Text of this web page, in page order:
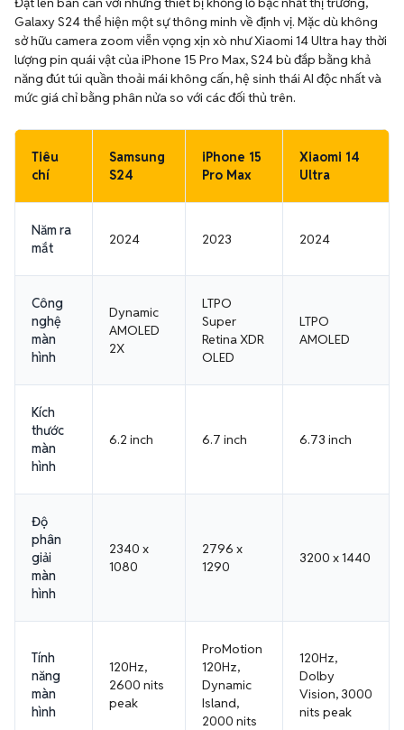
Galaxy S24 thể hiện một sự thông minh về định vị. Mặc dù không
sở hữu camera zoom viễn vọng xịn xò như Xiaomi 14 Ultra hay thời
lượng pin quái vật của iPhone 15 Pro Max, S24 bù đắp bằng khả
năng đút túi quần thoải mái không cấn, hệ sinh thái AI độc nhất và
mức giá chỉ bằng phân nửa so với các đối thủ trên.
Tiêu
chí
Samsung
S24
iPhone 15
Pro Max
Xiaomi 14
Ultra
Năm ra
mắt
2024 2023 2024
Công
nghệ
màn
hình
Dynamic
AMOLED
2X
LTPO
Super
Retina XDR
OLED
LTPO
AMOLED
Kích
thước
màn
hình
6.2 inch 6.7 inch 6.73 inch
Độ
phân
giải
màn
hình
2340 x
1080
2796 x
1290
3200 x 1440
Tính
năng
màn
hình
120Hz,
2600 nits
peak
ProMotion
120Hz,
Dynamic
Island,
2000 nits
120Hz,
Dolby
Vision, 3000
nits peak